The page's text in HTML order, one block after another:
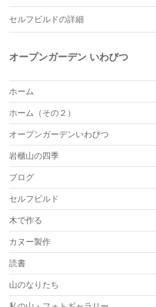
セルフビルドの詳細
オープンガーデン いわびつ
ホーム
ホーム（その２）
オープンガーデンいわびつ
岩櫃山の四季
ブログ
セルフビルド
木で作る
カヌー製作
読書
山のなりたち